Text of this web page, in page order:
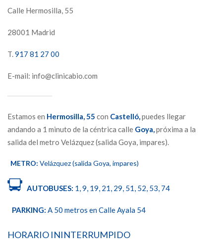
Calle Hermosilla, 55
28001 Madrid
T.917 81 27 00
E-mail: info@clinicabio.com
Estamos en Hermosilla,55 con Castelló,puedes llegar
andando a 1 minuto de la céntrica calle Goya,próxima a la
salida del metro Velázquez (salida Goya, impares).
METRO: Velázquez (salida Goya, impares)
AUTOBUSES: 1, 9, 19, 21, 29, 51, 52, 53, 74
PARKING: A 50 metros en Calle Ayala 54
HORARIO ININTERRUMPIDO